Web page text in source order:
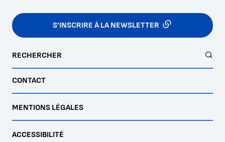
S’INSCRIRE À LA NEWSLETTER
RECHERCHER
CONTACT
MENTIONS LÉGALES
ACCESSIBILITÉ